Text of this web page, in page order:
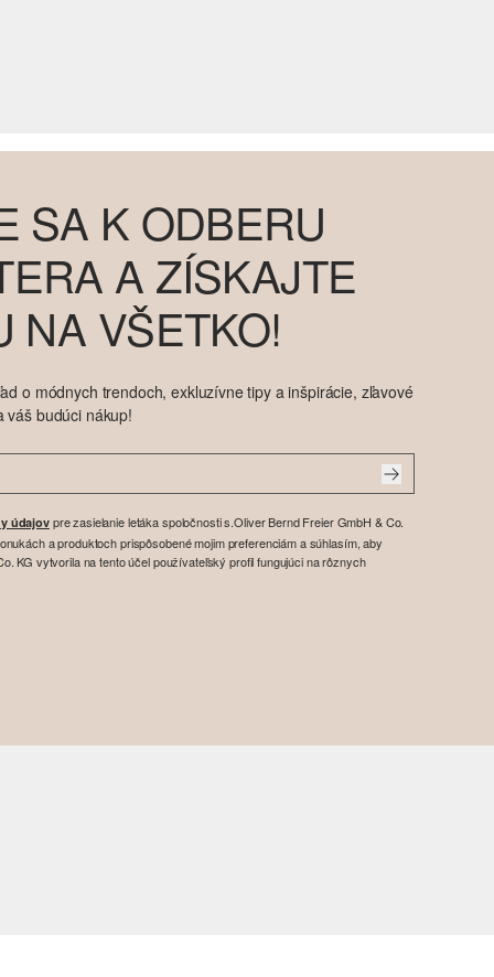
SA K ODBERU
A ZÍSKAJTE
NA VŠETKO!
o módnych trendoch, exkluzívne tipy a inšpirácie, zľavové
váš budúci nákup!
údajovpre zasielanie letáka spoločnosti s.Oliver Bernd Freier GmbH & Co.
a produktoch prispôsobené mojim preferenciám a súhlasím, aby
KG vytvorila na tento účel používateľský profil fungujúci na rôznych